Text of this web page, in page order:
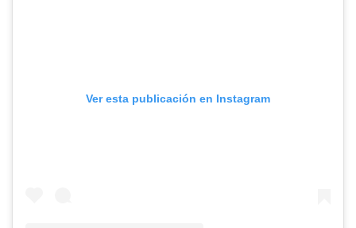
Ver esta publicación en Instagram